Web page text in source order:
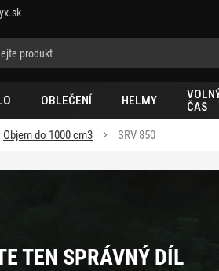
OBLEČENÍ HELMY
ČAS
Objem do 1000 cm3 SRV 850
TEN SPRÁVNÝ DÍL